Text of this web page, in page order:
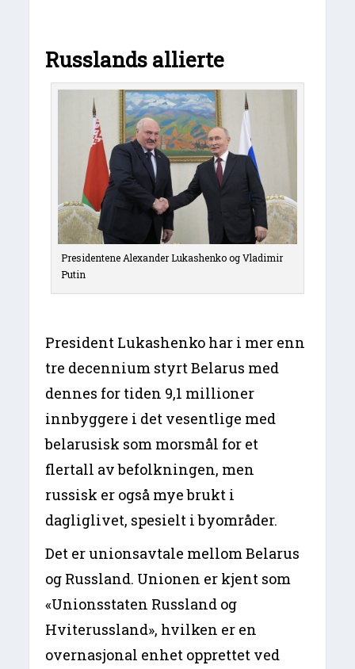
Russlands allierte
Presidentene Alexander Lukashenko og Vladimir
Putin
President Lukashenko har i mer enn
tre decennium styrt Belarus med
dennes for tiden 9,1 millioner
innbyggere i det vesentlige med
belarusisk som morsmål for et
flertall av befolkningen, men
russisk er også mye brukt i
dagliglivet, spesielt i byområder.
Det er unionsavtale mellom Belarus
og Russland. Unionen er kjent som
«Unionsstaten Russland og
Hviterussland», hvilken er en
overnasjonal enhet opprettet ved